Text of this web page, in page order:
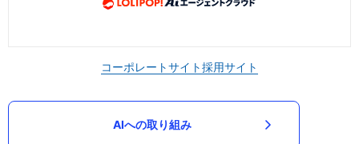
コーポレートサイト採用サイト
AIへの取り組み